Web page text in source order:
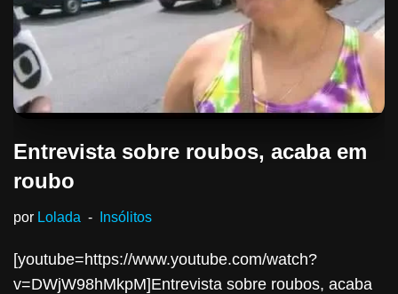
Entrevista sobre roubos, acaba em
roubo
por Lolada Insólitos
[youtube=https://www.youtube.com/watch?
v=DWjW98hMkpM]Entrevista sobre roubos, acaba